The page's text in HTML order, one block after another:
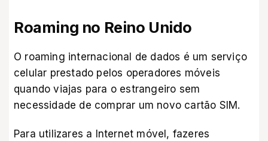
Roaming no Reino Unido
O roaming internacional de dados é um serviço
celular prestado pelos operadores móveis
quando viajas para o estrangeiro sem
necessidade de comprar um novo cartão SIM.
Para utilizares a Internet móvel, fazeres